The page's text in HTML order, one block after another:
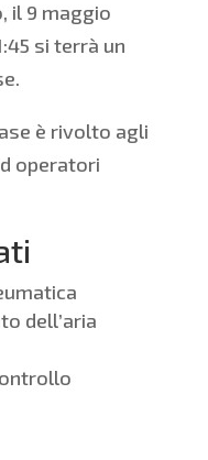
il 9 maggio
si terrà un
è rivolto agli
operatori
dell’aria